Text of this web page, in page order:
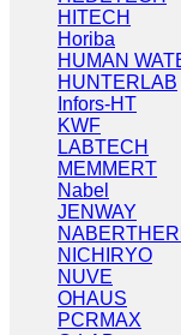
HITECH
Horiba
HUMAN
HUNTERLAB
Infors-HT
KWF
LABTECH
MEMMERT
Nabel
JENWAY
NICHIRYO
NUVE
OHAUS
PCRMAX